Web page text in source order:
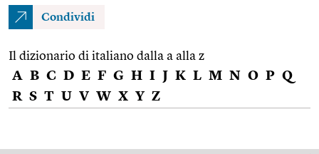
Condividi
Il dizionario di italiano dalla a alla z
A B C D E F G H I J K L M N O P Q
R S T U V W X Y Z